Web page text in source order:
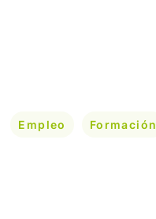
Empleo Formación